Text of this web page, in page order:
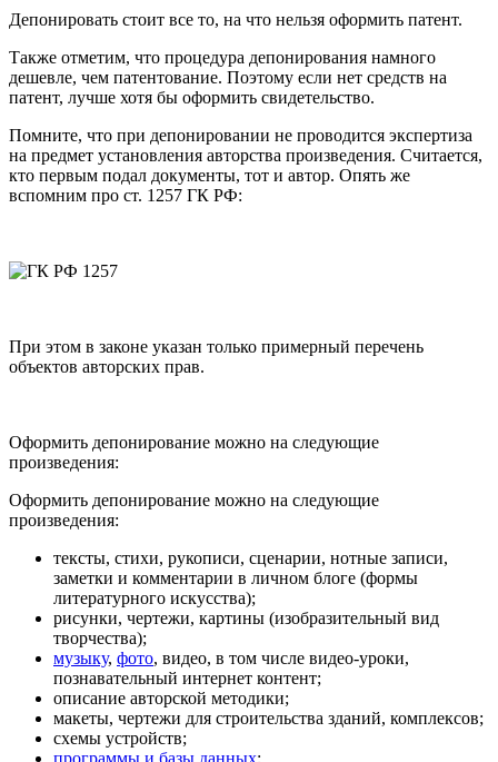
Депонировать стоит все то, на что нельзя оформить патент.
Также отметим, что процедура депонирования намного
дешевле, чем патентование. Поэтому если нет средств на
патент, лучше хотя бы оформить свидетельство.
Помните, что при депонировании не проводится экспертиза
на предмет установления авторства произведения. Считается,
кто первым подал документы, тот и автор. Опять же
вспомним про ст. 1257 ГК РФ:
При этом в законе указан только примерный перечень
объектов авторских прав.
Оформить депонирование можно на следующие
произведения:
Оформить депонирование можно на следующие
произведения:
тексты, стихи, рукописи, сценарии, нотные записи,
заметки и комментарии в личном блоге (формы
литературного искусства);
рисунки, чертежи, картины (изобразительный вид
творчества);
музыку, фото, видео, в том числе видео-уроки,
познавательный интернет контент;
описание авторской методики;
макеты, чертежи для строительства зданий, комплексов;
схемы устройств;